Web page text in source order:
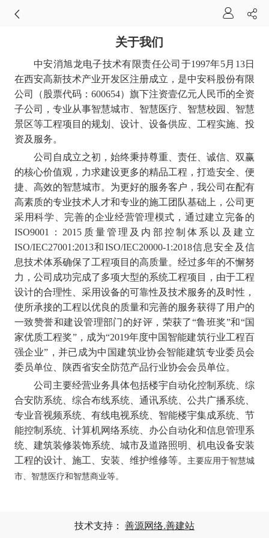
关于我们
中安消旭龙电子技术有限责任公司于1997年5月 13日
在西安高新技术产业开发区注册成立，是中安科股份有限
公司（股票代码： 600654）旗下注资壹亿元人民币的全资
子公司，专业从事智慧城市、智慧医疗、智慧校园、智慧
景区等工程项目的规划、设计、设备供应、工程实施、投
资及服务。
公司自成立之初，始终秉持尊重、责任、诚信、双赢
的核心价值观，力求建设更多的精品工程，打造安全、便
捷、高效的智慧城市。为更好的服务客户，我公司在配有
高素质的专业技术人才和专业的施工团队基础上，公司更
采用科学、完善的企业经营管理模式，通过建立完备的
ISO9001
： 2015 质量管理及内部控制体系 以及建立
ISO/IEC27001:2013和ISO/IEC20000-1:2018信息安全及信
息技术体系确保了工程项目的高质量。经过多年的不懈努
力，公司成功完成了多项大型的系统工程项目，由于工程
设计的合理性、采用设备的可靠性及技术服务的及时性，
使所承接的工程以优良的质量和完善的服务获得了用户的
一致赞誉和建设管理部门的好评，荣获了“鲁班奖”和“国
家优质工程奖”，成为“2019年度中国智能建筑行业工程百
强企业”，并已成为中国建筑业协会智能建筑专业委员会
委员单位、
陕西省安全防范产品行业协会会员单位。
公司主要经营业务具体包括楼宇自动化控制系统、综
合安防系统、综合布线系统、通讯系统、公共广播系统、
专业音视频系统、有线电视系统、智能楼宇集成系统、节
能控制系统、计算机网络系统、办公自动化和信息管理系
统、建筑装修装饰系统、城市及道路照明、机电设备安装
工程的设计、施工、安装、维护维修等。
主要应用于智慧城
市、智慧医疗和智慧商业等。
技术支持： 善源网络.善建站